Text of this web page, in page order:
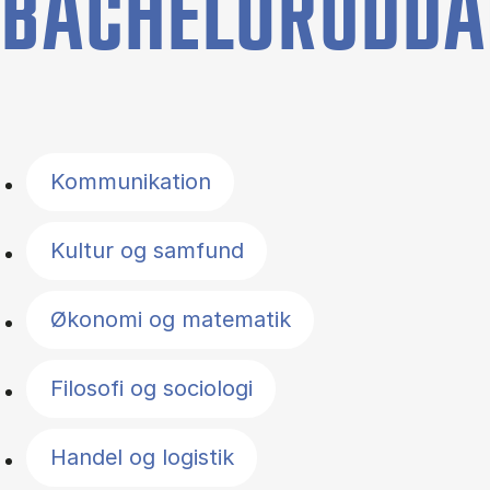
Kommunikation
Kultur og samfund
Økonomi og matematik
Filosofi og sociologi
Handel og logistik